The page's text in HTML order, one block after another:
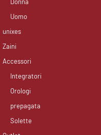
Uomo
unixes
Zaini
Accessori
Integratori
Orologi
prepagata
Solette